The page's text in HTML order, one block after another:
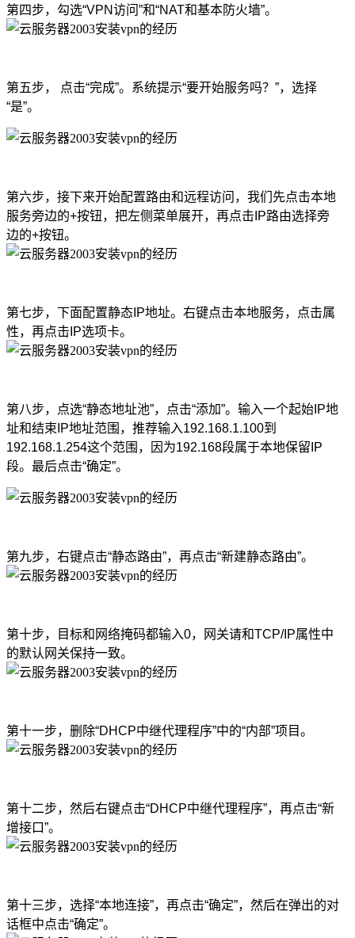
第四步，勾选“VPN访问”和“NAT和基本防火墙”。
第五步， 点击“完成”。系统提示“要开始服务吗？”，选择
“是”。
第六步，接下来开始配置路由和远程访问，我们先点击本地
服务旁边的+按钮，把左侧菜单展开，再点击IP路由选择旁
边的+按钮。
第七步，下面配置静态IP地址。右键点击本地服务，点击属
性，再点击IP选项卡。
第八步，点选“静态地址池”，点击“添加”。输入一个起始IP地
址和结束IP地址范围，推荐输入192.168.1.100到
192.168.1.254这个范围，因为192.168段属于本地保留IP
段。最后点击“确定”。
第九步，右键点击“静态路由”，再点击“新建静态路由”。
第十步，目标和网络掩码都输入0，网关请和TCP/IP属性中
的默认网关保持一致。
第十一步，删除“DHCP中继代理程序”中的“内部”项目。
第十二步，然后右键点击“DHCP中继代理程序”，再点击“新
增接口”。
第十三步，选择“本地连接”，再点击“确定”，然后在弹出的对
话框中点击“确定”。